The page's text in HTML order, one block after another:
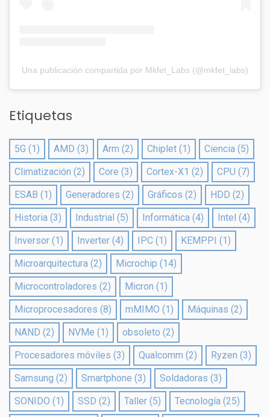
Una publicación compartida por Mkfet_Labs (@mkfet_labs)
Etiquetas
5G (1) AMD (3) Arm (2) Chiplet (1) Ciencia (5)
Climatización (2) Core (3) Cortex-X1 (2) CPU (7)
ESAB (1) Generadores (2) Gráficos (2) HDD (2)
Historia (3) Industrial (5) Informática (4) Intel (4)
Inversor (1) Inverter (4) IPC (1) KEMPPI (1)
Microarquitectura (2) Microchip (14)
Microcontroladores (2) Micron (1)
Microprocesadores (8) mMIMO (1) Máquinas (2)
NAND (2) NVMe (1) obsoleto (2)
Procesadores móviles (3) Qualcomm (2) Ryzen (3)
Samsung (2) Smartphone (3) Soldadoras (3)
SONIDO (1) SSD (2) Taller (5) Tecnología (25)